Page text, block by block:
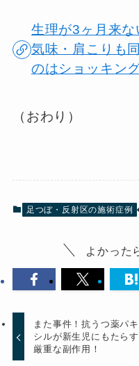
生理が3ヶ月来
気味・肩こりも
のはショッキン
（おわり）
足つぼ・反射区の施術症例
よかった
また事件！抗うつ薬パキ
シルが新生児にもたらす
厳重な副作用！